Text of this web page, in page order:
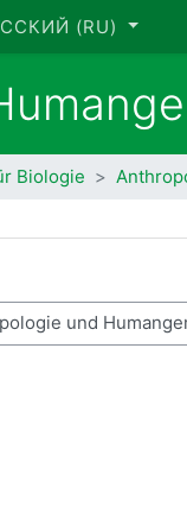
‎(RU)‎
Biologie